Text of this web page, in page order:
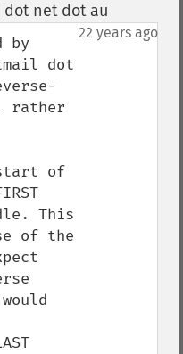
net dot au
22 years ago
by
dot
rather
of
This
of the